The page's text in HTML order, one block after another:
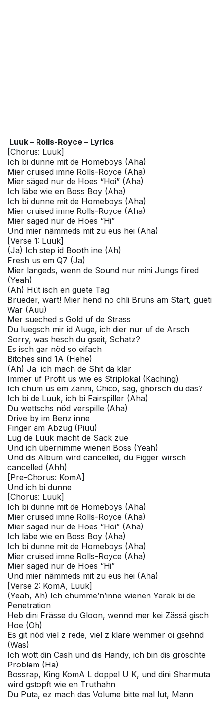
Luuk – Rolls-Royce – Lyrics
[Chorus: Luuk]
Ich bi dunne mit de Homeboys (Aha)
Mier cruised imne Rolls-Royce (Aha)
Mier säged nur de Hoes “Hoi” (Aha)
Ich läbe wie en Boss Boy (Aha)
Ich bi dunne mit de Homeboys (Aha)
Mier cruised imne Rolls-Royce (Aha)
Mier säged nur de Hoes “Hi”
Und mier nämmeds mit zu eus hei (Aha)
[Verse 1: Luuk]
(Ja) Ich step id Booth ine (Ah)
Fresh us em Q7 (Ja)
Mier langeds, wenn de Sound nur mini Jungs fiired
(Yeah)
(Ah) Hüt isch en guete Tag
Bruеder, wart! Mier hend no chli Bruns am Start, guеti
War (Auu)
Mer sueched s Gold uf de Strass
Du luegsch mir id Auge, ich dier nur uf de Arsch
Sorry, was hesch du gseit, Schatz?
Es isch gar nöd so eifach
Bitches sind 1A (Hehe)
(Ah) Ja, ich mach de Shit da klar
Immer uf Profit us wie es Striplokal (Kaching)
Ich chum us em Zänni, Chico, säg, ghörsch du das?
Ich bi de Luuk, ich bi Fairspiller (Aha)
Du wettschs nöd verspille (Aha)
Drive by im Benz inne
Finger am Abzug (Piuu)
Lug de Luuk macht de Sack zue
Und ich übernimme wienen Boss (Yeah)
Und dis Album wird cancelled, du Figger wirsch
cancelled (Ahh)
[Pre-Chorus: KomA]
Und ich bi dunne
[Chorus: Luuk]
Ich bi dunne mit de Homeboys (Aha)
Mier cruised imne Rolls-Royce (Aha)
Mier säged nur de Hoes “Hoi” (Aha)
Ich läbe wie en Boss Boy (Aha)
Ich bi dunne mit de Homeboys (Aha)
Mier cruised imne Rolls-Royce (Aha)
Mier säged nur de Hoes “Hi”
Und mier nämmeds mit zu eus hei (Aha)
[Verse 2: KomA, Luuk]
(Yeah, Ah) Ich chumme’n’inne wienen Yarak bi de
Penetration
Heb dini Frässe du Gloon, wennd mer kei Zässä gisch
Hoe (Oh)
Es git nöd viel z rede, viel z kläre wemmer oi gsehnd
(Was)
Ich wott din Cash und dis Handy, ich bin dis gröschte
Problem (Ha)
Bossrap, King KomA L doppel U K, und dini Sharmuta
wird gstopft wie en Truthahn
Du Puta, ez mach das Volume bitte mal lut, Mann